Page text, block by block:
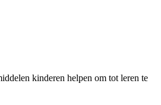
kinderen helpen om tot leren te